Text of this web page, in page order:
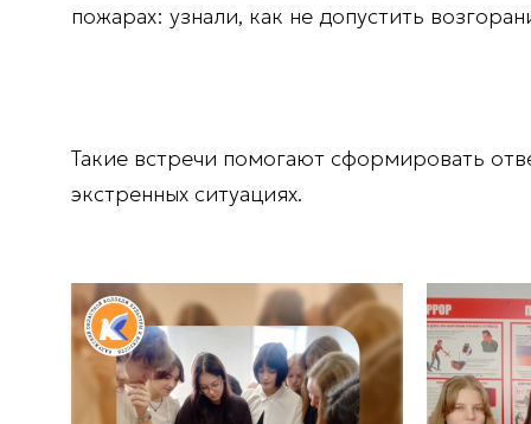
пожарах: узнали, как не допустить
Такие встречи помогают сформировать
экстренных ситуациях.